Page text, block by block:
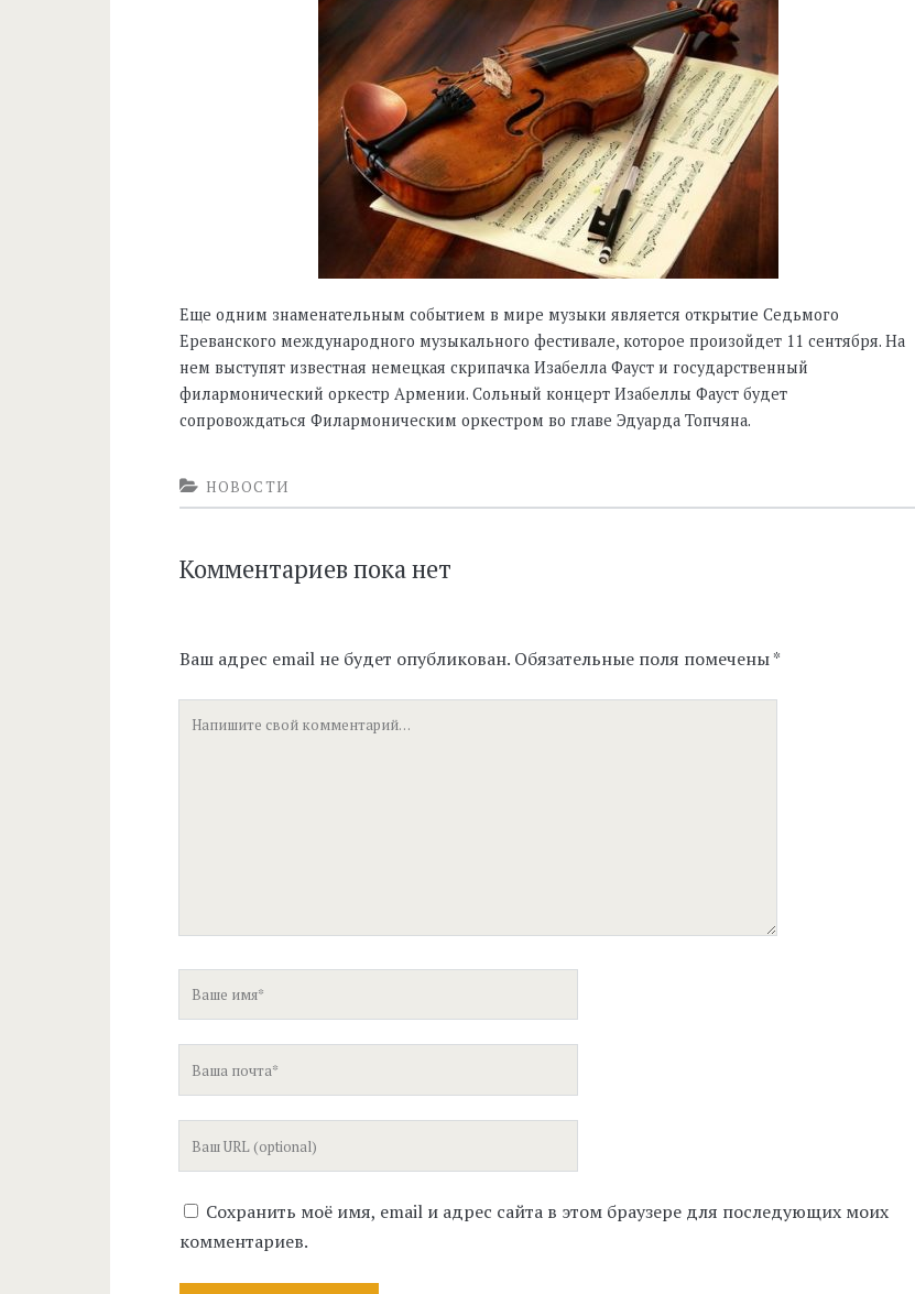
Еще одним знаменательным событием в мире музыки является открытие Седьмого
Ереванского международного музыкального фестивале, которое произойдет 11 сентября. На
нем выступят известная немецкая скрипачка Изабелла Фауст и государственный
филармонический оркестр Армении. Сольный концерт Изабеллы Фауст будет
сопровождаться Филармоническим оркестром во главе Эдуарда Топчяна.
НОВОСТИ
Комментариев пока нет
Ваш адрес email не будет опубликован. Обязательные поля помечены*
Ваш
Ваше
Сохранить моё имя, email и адрес сайта в этом браузере для последующих моих
комментариев.